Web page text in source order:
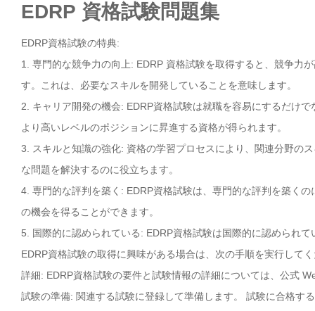
EDRP 資格試験問題集
EDRP資格試験の特典:
1. 専門的な競争力の向上: EDRP 資格試験を取得すると、競争力
す。これは、必要なスキルを開発していることを意味します。
2. キャリア開発の機会: EDRP資格試験は就職を容易にするだけ
より高いレベルのポジションに昇進する資格が得られます。
3. スキルと知識の強化: 資格の学習プロセスにより、関連分野の
な問題を解決するのに役立ちます。
4. 専門的な評判を築く: EDRP資格試験は、専門的な評判を築く
の機会を得ることができます。
5. 国際的に認められている: EDRP資格試験は国際的に認められ
EDRP資格試験の取得に興味がある場合は、次の手順を実行して
詳細: EDRP資格試験の要件と試験情報の詳細については、公式
試験の準備: 関連する試験に登録して準備します。 試験に合格す